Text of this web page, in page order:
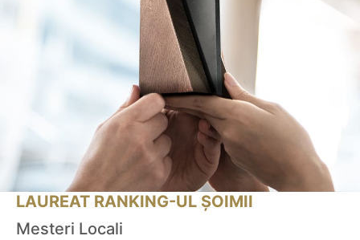
LAUREAT RANKING-UL ȘOIMII
Mesteri Locali